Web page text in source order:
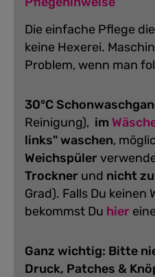
Die einfache Pflege
keine Hexerei.
Problem, wenn man
30°C
Reinigung), im
links" waschen,
Weichspüler
Trockner und nicht
Grad). Falls Du keinen
bekommst Du hier
Ganz wichtig: Bitte
Druck, Patches &